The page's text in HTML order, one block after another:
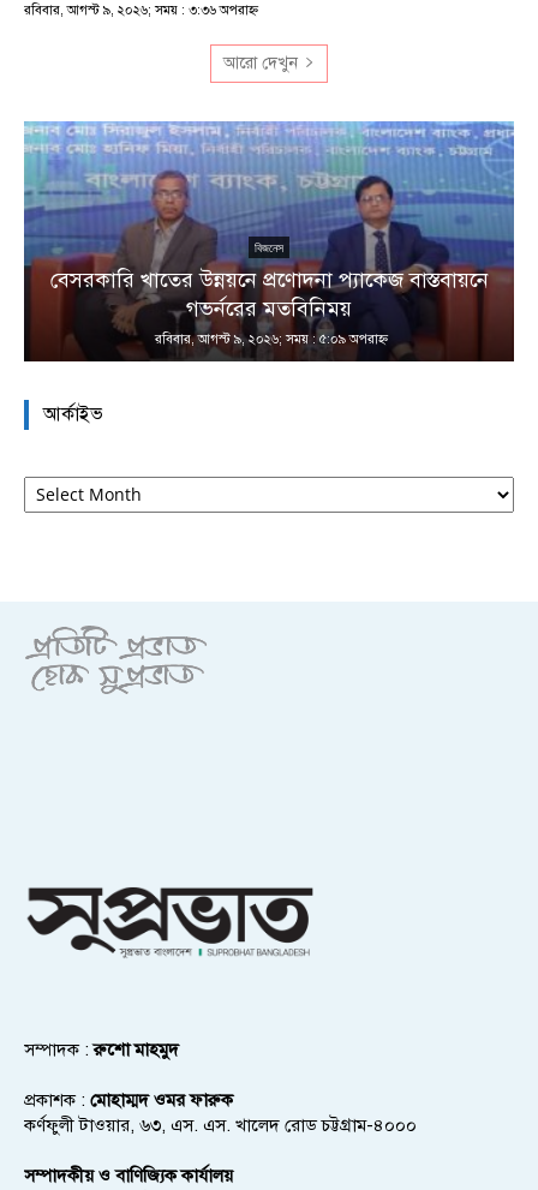
রবিবার, আগস্ট ৯, ২০২৬; সময় : ৩:৩৬ অপরাহ্ণ
আরো দেখুন
বিজনেস
বেসরকারি খাতের উন্নয়নে প্রণোদনা প্যাকেজ বাস্তবায়নে
গভর্নরের মতবিনিময়
রবিবার, আগস্ট ৯, ২০২৬; সময় : ৫:০৯ অপরাহ্ণ
আর্কাইভ
আর্কাইভ
সম্পাদক :রুশো মাহমুদ
প্রকাশক : মোহাম্মদ ওমর ফারুক
কর্ণফুলী টাওয়ার, ৬৩, এস. এস. খালেদ রোড চট্টগ্রাম-৪০০০
সম্পাদকীয় ও বাণিজ্যিক কার্যালয়